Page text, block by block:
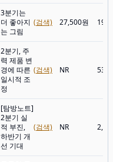
3분기는
더 좋아지
는 그림
(검색) 27,500원
2분기, 주
력 제품 변
경에 따른
일시적 조
정
(검색) NR
[탐방노트]
2분기 실
적 부진,
하반기 개
선 기대
(검색) NR